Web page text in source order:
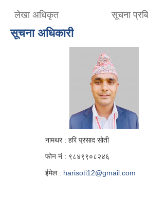
लेखा अधिकृत सूचना
सूचना अधिकारी
नामथर : हरि प्रसाद सोती
फोन नं : ९८४९९०८२४६
ईमेल : harisoti12@gmail.com